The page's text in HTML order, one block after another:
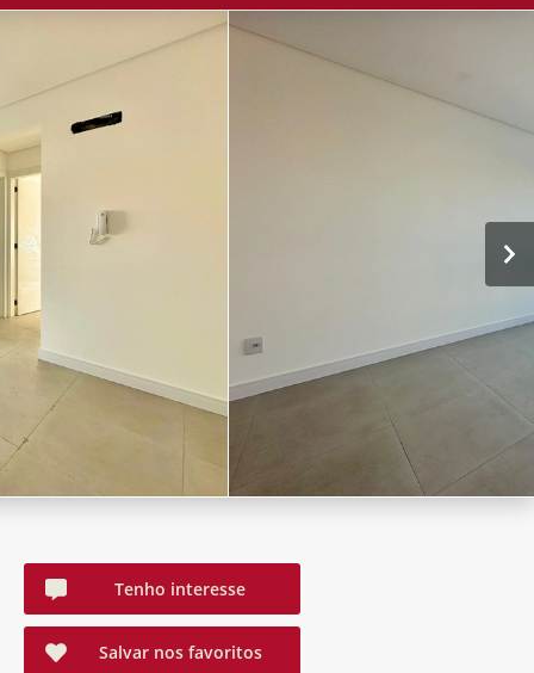
Tenho interesse
Salvar nos favoritos